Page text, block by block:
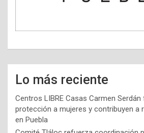
Lo más reciente
Centros LIBRE Casas Carmen
protección a mujeres y contribuyen a
en Puebla